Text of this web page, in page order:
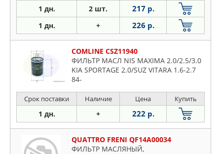
1 дн. 2 шт. 217 р.
1 дн. + 226 р.
COMLINE CSZ11940
ФИЛЬТР МАСЛ NIS MAXIMA 2.0/2.5/3.0
KIA SPORTAGE 2.0/SUZ VITARA 1.6-2.7
84-
Срок поставки Наличие Цена Купить
1 дн. + 222 р.
QUATTRO FRENI QF14A00034
ФИЛЬТР МАСЛЯНЫЙ,